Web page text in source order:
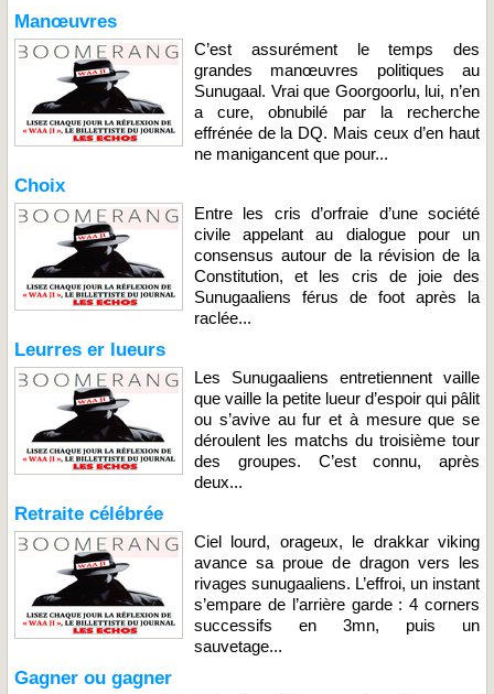
Manœuvres
C’est assurément le temps des
grandes manœuvres politiques au
Sunugaal. Vrai que Goorgoorlu, lui, n’en
a cure, obnubilé par la recherche
effrénée de la DQ. Mais ceux d’en haut
ne manigancent que pour...
Choix
Entre les cris d’orfraie d’une société
civile appelant au dialogue pour un
consensus autour de la révision de la
Constitution, et les cris de joie des
Sunugaaliens férus de foot après la
raclée...
Leurres er lueurs
Les Sunugaaliens entretiennent vaille
que vaille la petite lueur d’espoir qui pâlit
ou s’avive au fur et à mesure que se
déroulent les matchs du troisième tour
des groupes. C’est connu, après
deux...
Retraite célébrée
Ciel lourd, orageux, le drakkar viking
avance sa proue de dragon vers les
rivages sunugaaliens. L’effroi, un instant
s’empare de l’arrière garde : 4 corners
successifs en 3mn, puis un
sauvetage...
Gagner ou gagner